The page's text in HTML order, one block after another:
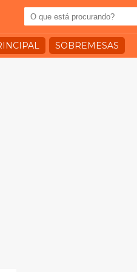
SOBREMESAS